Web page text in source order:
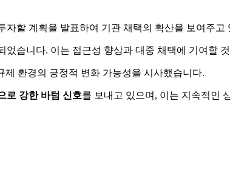
자할 계획을 발표하여 기관 채택의 확산을 보여주고
었습니다. 이는 접근성 향상과 대중 채택에 기여할
제 환경의 긍정적 변화 가능성을 시사했습니다.
로 강한 바텀 신호를 보내고 있으며, 이는 지속적인